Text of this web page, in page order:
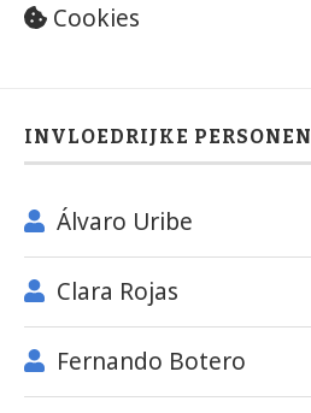
Cookies
INVLOEDRIJKE PERSONEN
Álvaro Uribe
Clara Rojas
Fernando Botero